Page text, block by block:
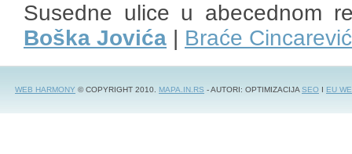
Susedne ulice u abecednom
Boška Jovića | Braće Cincarević
WEB HARMONY © COPYRIGHT 2010. MAPA.IN.RS - AUTORI: OPTIMIZACIJASEO I EU